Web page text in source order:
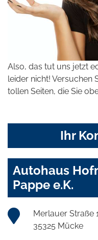
Also, das tut uns jetzt
leider nicht! Versuchen
tollen Seiten, die Sie
Ihr
Autohaus
Pappe e.K.
Merlauer Straße
35325 Mücke